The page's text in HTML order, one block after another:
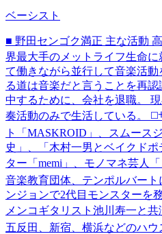
ベーシスト
■ 野田センゴク満正 主な活動
界最大手のメットライフ生命
て働きながら並行して音楽活
る道は音楽だと言うことを再
中するために、会社を退職。
奏活動のみで生活している。 ◻️
ト「MASKROID」、スムース
史」、「木村一男とベイクド
ター「memi」、モノマネ芸人
音楽教育団体、テンポルバー
ンジョンで2代目モンスターを
メンコギタリスト池川寿一と
五反田、新宿、横浜などのハ